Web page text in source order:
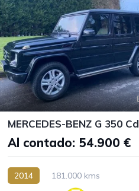
Al contado: 54.900 €
2014 181.000 kms